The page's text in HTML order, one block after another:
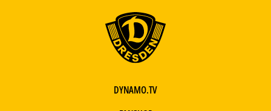
DYNAMO.TV